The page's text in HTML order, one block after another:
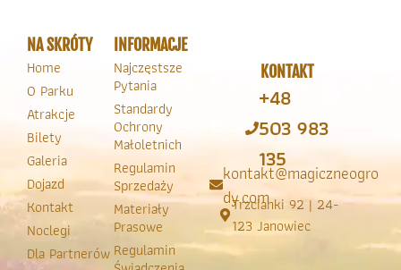
NA SKRÓTY
Home
O Parku
Atrakcje
Bilety
Galeria
Dojazd
Kontakt
Noclegi
Dla Partnerów
INFORMACJE
Najczęstsze
Pytania
Standardy
Ochrony
Małoletnich
Regulamin
Sprzedaży
Materiały
Prasowe
Regulamin
KONTAKT
+48
503 983
135
kontakt@magiczneogro
dy.com
Trzcianki 92 | 24-
123 Janowiec